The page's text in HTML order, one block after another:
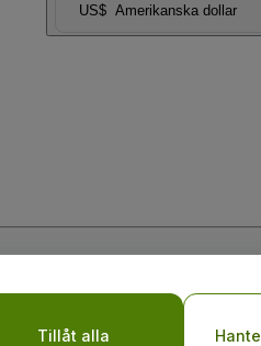
US$ Amerikanska dollar
Tillåt alla